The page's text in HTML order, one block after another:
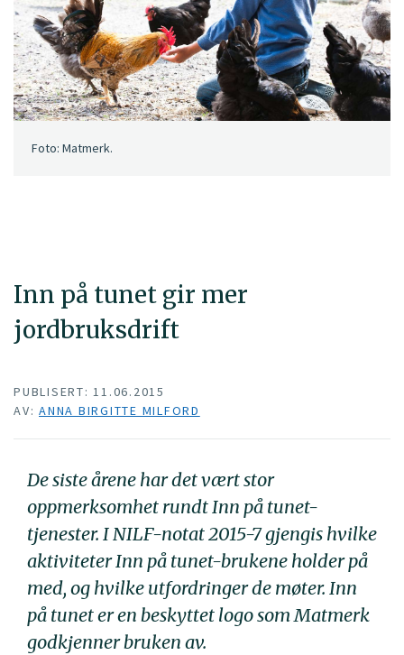
Inn på tunet gir mer
jordbruksdrift
Foto: Matmerk.
PUBLISERT: 11.06.2015
AV: ANNA BIRGITTE MILFORD
De siste årene har det vært stor
oppmerksomhet rundt Inn på tunet-
tjenester. I NILF-notat 2015-7 gjengis hvilke
aktiviteter Inn på tunet-brukene holder på
med, og hvilke utfordringer de møter. Inn
på tunet er en beskyttet logo som Matmerk
godkjenner bruken av.